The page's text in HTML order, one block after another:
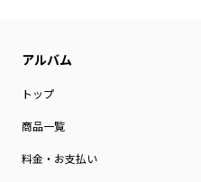
トップ
商品一覧
料金・お支払い